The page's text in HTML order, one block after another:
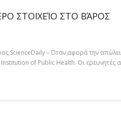
ΣΤΟΙΧΕΊΟ ΣΤΟ ΒΆΡΟΣ
ScienceDaily – Όταν αφορά την
of Public Health. Οι